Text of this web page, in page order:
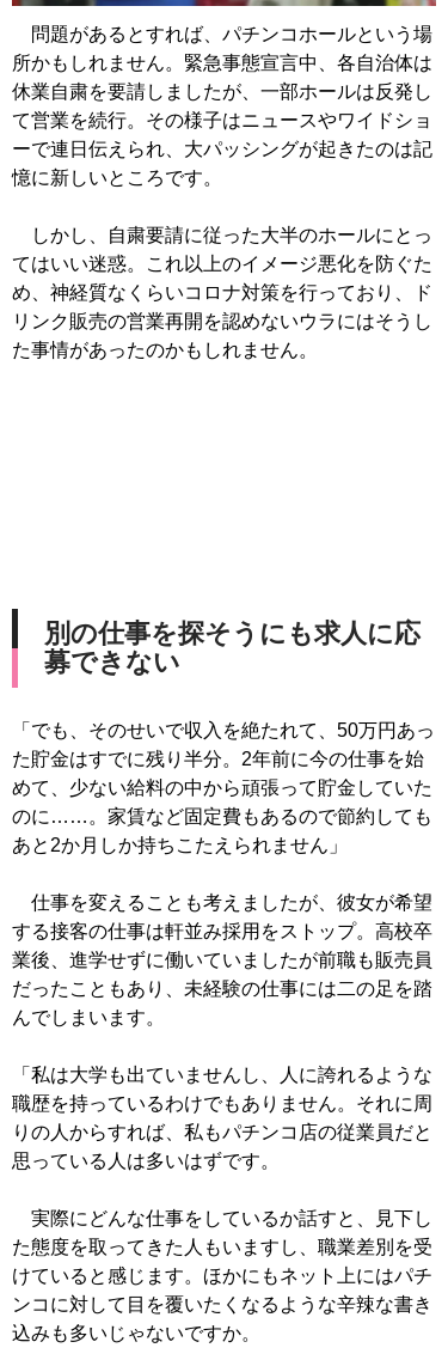
問題があるとすれば、パチンコホールという場
所かもしれません。緊急事態宣言中、各自治体は
休業自粛を要請しましたが、一部ホールは反発し
て営業を続行。その様子はニュースやワイドショ
ーで連日伝えられ、大パッシングが起きたのは記
憶に新しいところです。
しかし、自粛要請に従った大半のホールにとっ
てはいい迷惑。これ以上のイメージ悪化を防ぐた
め、神経質なくらいコロナ対策を行っており、ド
リンク販売の営業再開を認めないウラにはそうし
た事情があったのかもしれません。
別の仕事を探そうにも求人に応
募できない
「でも、そのせいで収入を絶たれて、50万円あっ
た貯金はすでに残り半分。2年前に今の仕事を始
めて、少ない給料の中から頑張って貯金していた
のに……。家賃など固定費もあるので節約しても
あと2か月しか持ちこたえられません」
仕事を変えることも考えましたが、彼女が希望
する接客の仕事は軒並み採用をストップ。高校卒
業後、進学せずに働いていましたが前職も販売員
だったこともあり、未経験の仕事には二の足を踏
んでしまいます。
「私は大学も出ていませんし、人に誇れるような
職歴を持っているわけでもありません。それに周
りの人からすれば、私もパチンコ店の従業員だと
思っている人は多いはずです。
実際にどんな仕事をしているか話すと、見下し
た態度を取ってきた人もいますし、職業差別を受
けていると感じます。ほかにもネット上にはパチ
ンコに対して目を覆いたくなるような辛辣な書き
込みも多いじゃないですか。